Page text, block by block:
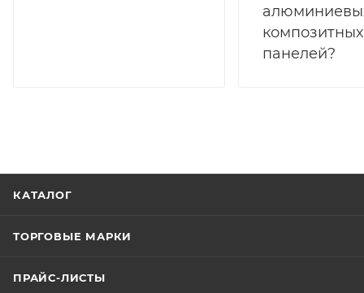
композитных
панелей?
КАТАЛОГ
ТОРГОВЫЕ МАРКИ
ПРАЙС-ЛИСТЫ